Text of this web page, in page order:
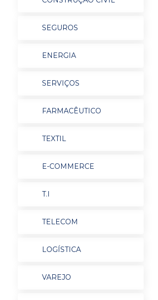
SEGUROS
ENERGIA
SERVIÇOS
FARMACÊUTICO
TEXTIL
E-COMMERCE
T.I
TELECOM
LOGÍSTICA
VAREJO